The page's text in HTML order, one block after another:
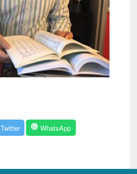
Twitter WhatsApp